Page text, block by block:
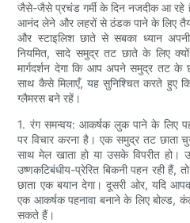
जैसे-जैसे प्रचंड गर्मी के दिन नजदीक आ रहे
आनंद लेने और लहरों से ठंडक पाने के लिए
और स्टाइलिश छाते से सबका ध्यान
नियमित, सादे समुद्र तट छाते के लिए
मार्गदर्शन देगा कि आप अपने समुद्र तट
साथ कैसे मिलाएँ, यह सुनिश्चित करते हुए
ग्लैमरस बने रहें।
1. रंग समन्वय: आकर्षक लुक पाने के लिए
पर विचार करना है। एक समुद्र तट
साथ मेल खाता हो या उसके विपरीत
उष्णकटिबंधीय-प्रेरित बिकनी पहन रही हैं,
छाता एक बयान देगा। दूसरी ओर, यदि
एक आकर्षक पहनावा बनाने के लिए बोल्ड,
सकते हैं।